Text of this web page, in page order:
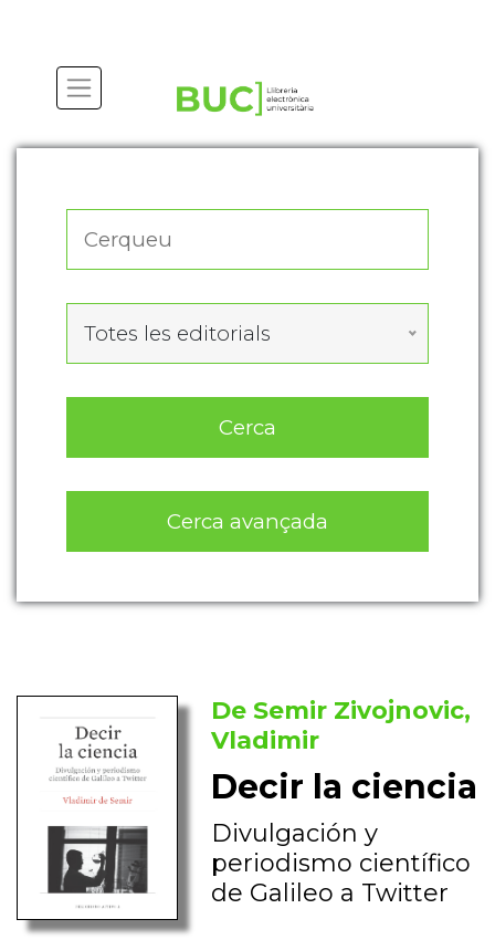
Totes les editorials
Cerca
Cerca avançada
De Semir Zivojnovic,
Vladimir
Decir la ciencia
Divulgación y
periodismo científico
de Galileo a Twitter